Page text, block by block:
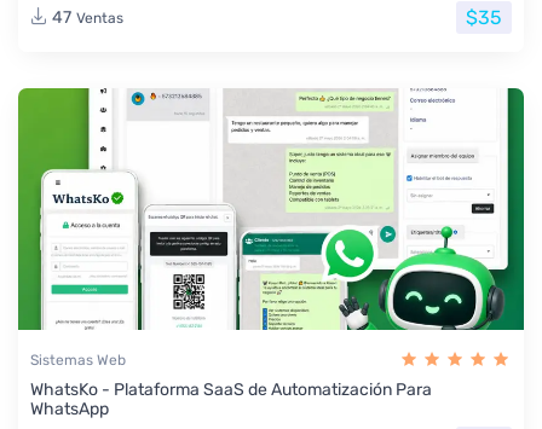
47 Ventas $35
Sistemas Web
WhatsKo - Plataforma SaaS de Automatización Para
WhatsApp